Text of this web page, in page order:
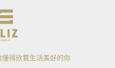
得欣賞生活美好的你